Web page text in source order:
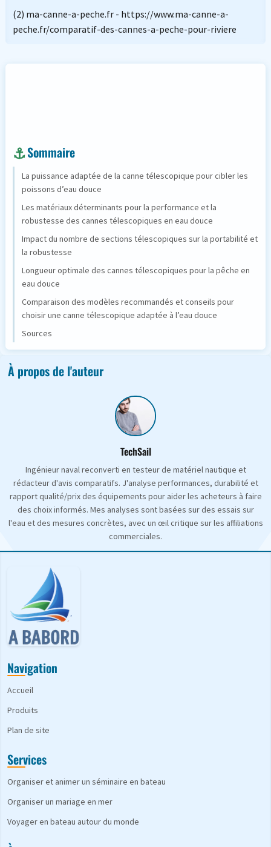
(2) ma-canne-a-peche.fr - https://www.ma-canne-a-
peche.fr/comparatif-des-cannes-a-peche-pour-riviere
Sommaire
La puissance adaptée de la canne télescopique pour cibler les
poissons d’eau douce
Les matériaux déterminants pour la performance et la
robustesse des cannes télescopiques en eau douce
Impact du nombre de sections télescopiques sur la portabilité et
la robustesse
Longueur optimale des cannes télescopiques pour la pêche en
eau douce
Comparaison des modèles recommandés et conseils pour
choisir une canne télescopique adaptée à l’eau douce
Sources
À propos de l'auteur
TechSail
Ingénieur naval reconverti en testeur de matériel nautique et
rédacteur d'avis comparatifs. J'analyse performances, durabilité et
rapport qualité/prix des équipements pour aider les acheteurs à faire
des choix informés. Mes analyses sont basées sur des essais sur
l'eau et des mesures concrètes, avec un œil critique sur les affiliations
commerciales.
Navigation
Accueil
Produits
Plan de site
Services
Organiser et animer un séminaire en bateau
Organiser un mariage en mer
Voyager en bateau autour du monde